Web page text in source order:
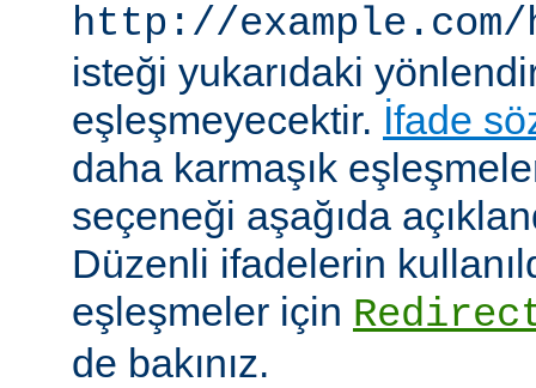
http://
isteği yukarıdaki
eşleşmeyecektir. İfade
daha karmaşık
seçeneği aşağıda
Düzenli ifadelerin
eşleşmeler için
de bakınız.